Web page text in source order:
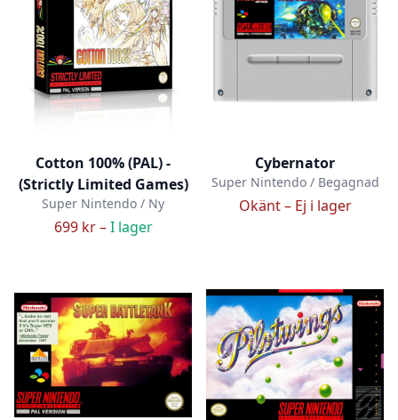
Cotton 100% (PAL) -
(Strictly Limited Games)
Super Nintendo / Ny
699 kr –I lager
Cybernator
Super Nintendo / Begagnad
Okänt – Ej i lager